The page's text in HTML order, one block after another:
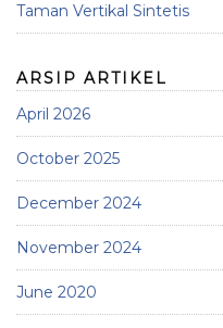
Taman Vertikal Sintetis
ARSIP ARTIKEL
April 2026
October 2025
December 2024
November 2024
June 2020